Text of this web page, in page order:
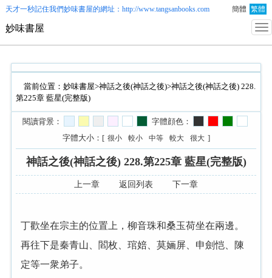
天才一秒記住我們妙味書屋的網址：http://www.tangsanbooks.com 簡體 繁體
妙味書屋
當前位置： 妙味書屋>神話之後(神話之後)>神話之後(神話之後) 228.
第225章 藍星(完整版)
閱讀背景：
字體顔色：
字體大小：[ 很小 較小 中等 較大 很大 ]
神話之後(神話之後) 228.第225章 藍星(完整版)
上一章 返回列表 下一章
丁歡坐在宗主的位置上，柳音珠和桑玉荷坐在兩邊。
再往下是秦青山、閻枚、琯婄、莫婳屏、申劍恺、陳
定等一衆弟子。